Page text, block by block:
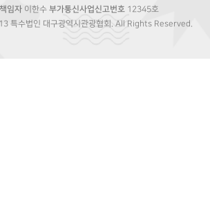
임자 이한수 부가통신사업신고번호 12345호
특수법인 대구광역시관광협회. All Rights Reserved.